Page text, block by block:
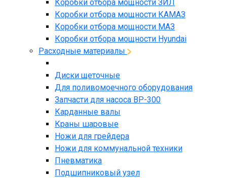
Коробки отбора мощности ЗИЛ
Коробки отбора мощности КАМАЗ
Коробки отбора мощности МАЗ
Коробки отбора мощности Hyundai
Расходные материалы
Диски щеточные
Для поливомоечного оборудования
Запчасти для насоса BP-300
Карданные валы
Краны шаровые
Ножи для грейдера
Ножи для коммунальной техники
Пневматика
Подшипниковый узел